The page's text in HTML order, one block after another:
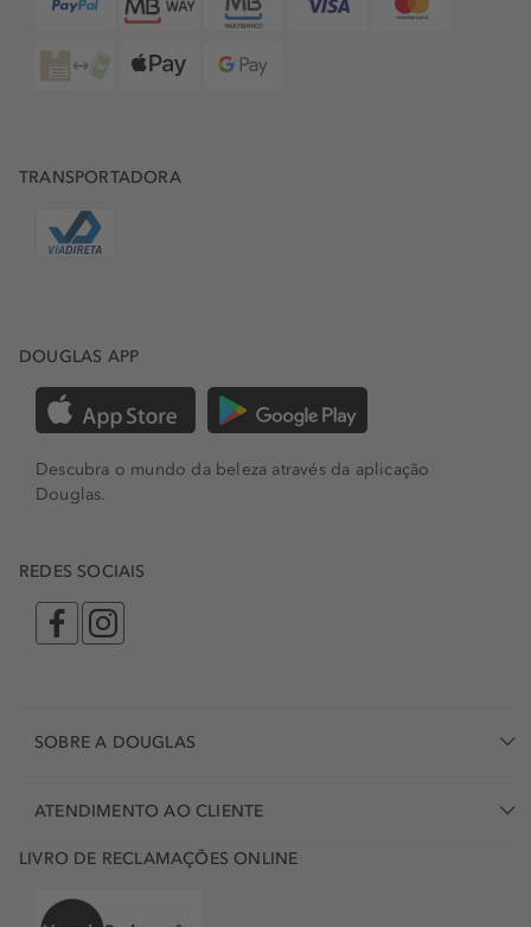
TRANSPORTADORA
DOUGLAS APP
Descubra o mundo da beleza através da aplicação
Douglas.
REDES SOCIAIS
SOBRE A DOUGLAS
ATENDIMENTO AO CLIENTE
LIVRO DE RECLAMAÇÕES ONLINE